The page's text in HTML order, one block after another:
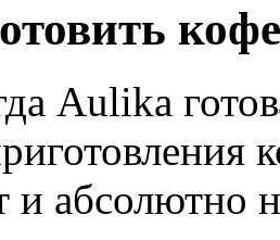
Aulika
и абсолютно